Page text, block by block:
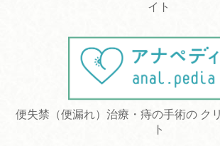
イト
便失禁（便漏れ）治療・痔の手術の ク
ト